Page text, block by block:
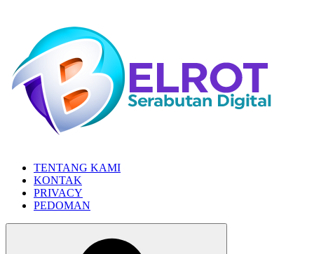
content
TENTANG KAMI
KONTAK
PRIVACY
PEDOMAN